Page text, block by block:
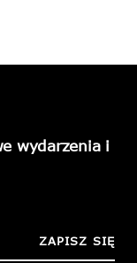
wydarzenia i
ZAPISZ SIĘ